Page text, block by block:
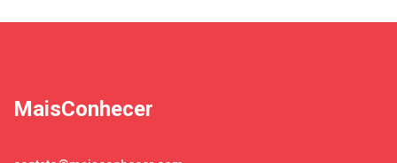
MaisConhecer